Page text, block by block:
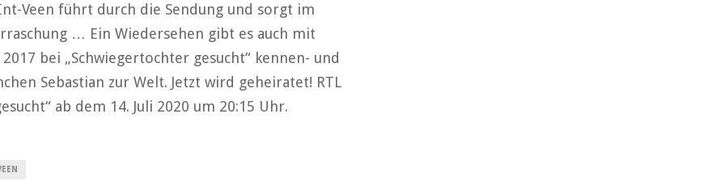
Veen führt durch die Sendung und sorgt im
… Ein Wiedersehen gibt es auch mit
bei „Schwiegertochter gesucht“ kennen- und
Sebastian zur Welt. Jetzt wird geheiratet! RTL
ab dem 14. Juli 2020 um 20:15 Uhr.